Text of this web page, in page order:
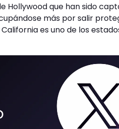
Hollywood que han sido
más por salir
es uno de los